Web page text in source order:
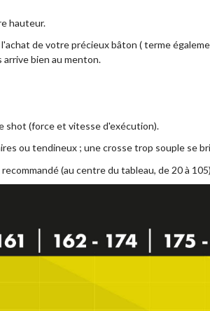
hauteur.
de votre précieux bâton ( terme
arrive bien au menton.
shot (force et vitesse d'exécution).
ou tendineux ; une crosse trop souple se
(au centre du tableau, de 20 à